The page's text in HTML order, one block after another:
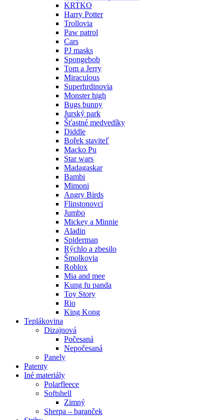
KRTKO
Harry Potter
Trollovia
Paw patrol
Cars
PJ masks
Spongebob
Tom a Jerry
Miraculous
Superhrdinovia
Monster high
Bugs bunny
Jurský park
Šťastné medvedíky
Diddle
Bořek staviteľ
Macko Pu
Star wars
Madagaskar
Bambi
Mimoni
Angry Birds
Flinstonovci
Jumbo
Mickey a Minnie
Aladin
Spiderman
Rýchlo a zbesilo
Šmolkovia
Roblox
Mia and mee
Kung fu panda
Toy Story
Rio
King Kong
Teplákovina
Dizajnová
Počesaná
Nepočesaná
Panely
Patenty
Iné materiály
Polarfleece
Softshell
Zimný
Sherpa – baranček